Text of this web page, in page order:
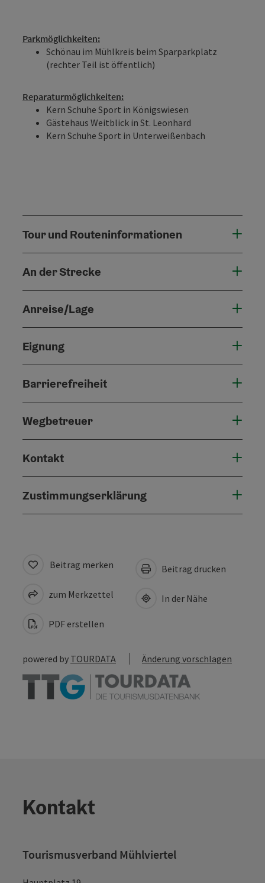
Parkmöglichkeiten:
Schönau im Mühlkreis beim Sparparkplatz
(rechter Teil ist öffentlich)
Reparaturmöglichkeiten:
Kern Schuhe Sport in Königswiesen
Gästehaus Weitblick in St. Leonhard
Kern Schuhe Sport in Unterweißenbach
Tour und Routeninformationen
An der Strecke
Anreise/Lage
Eignung
Barrierefreiheit
Wegbetreuer
Kontakt
Zustimmungserklärung
Beitrag merken
zum Merkzettel
PDF erstellen
Beitrag drucken
In der Nähe
powered by TOURDATA Änderung vorschlagen
Kontakt
Tourismusverband Mühlviertel